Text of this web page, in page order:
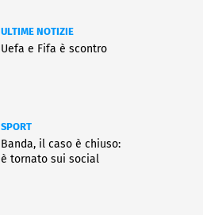
ULTIME NOTIZIE
Uefa e Fifa è scontro
SPORT
Banda, il caso è chiuso:
è tornato sui social